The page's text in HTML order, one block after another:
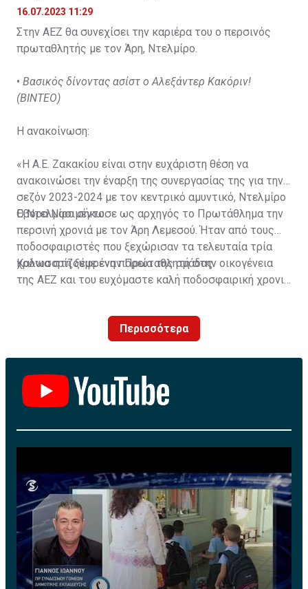
16.07.2023 11:29
Στην ΑΕΖ θα συνεχίσει την καριέρα του ο περσινός
πρωταθλητής με τον Άρη, Ντελμίρο.
• Βασικός δίνοντας ασίστ ο Αλεξάντερ Κακόριν!
(ΒΙΝΤΕΟ)
Η ανακοίνωση:
«Η Α.Ε. Ζακακίου είναι στην ευχάριστη θέση να
ανακοινώσει την έναρξη της συνεργασίας της για την
σεζόν 2023-2024 με τον κεντρικό αμυντικό, Ντελμίρο
Έβορα Νασιμέντο.
Ο Ντελμίρο σήκωσε ως αρχηγός το Πρωτάθλημα την
περσινή χρονιά με τον Άρη Λεμεσού. Ήταν από τους
ποδοσφαιριστές που ξεχώρισαν τα τελευταία τρία
χρόνια στη ξέφρενη πορεία της ομάδας.
Καλωσορίζουμε έναν Πρωταθλητή στην οικογένεια
της ΑΕΖ και του ευχόμαστε καλή ποδοσφαιρική χρονιά
Περισσότερα